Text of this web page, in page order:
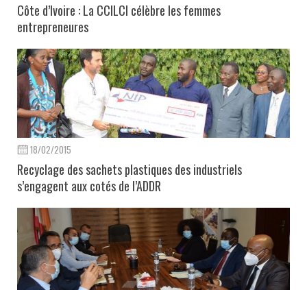
Côte d’Ivoire : La CCILCI célèbre les femmes
entrepreneures
18/02/2015
Recyclage des sachets plastiques des industriels
s’engagent aux cotés de l’ADDR